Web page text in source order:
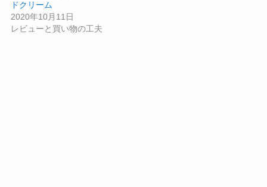
ドクリーム
2020年10月11日
レビューと買い物の工夫